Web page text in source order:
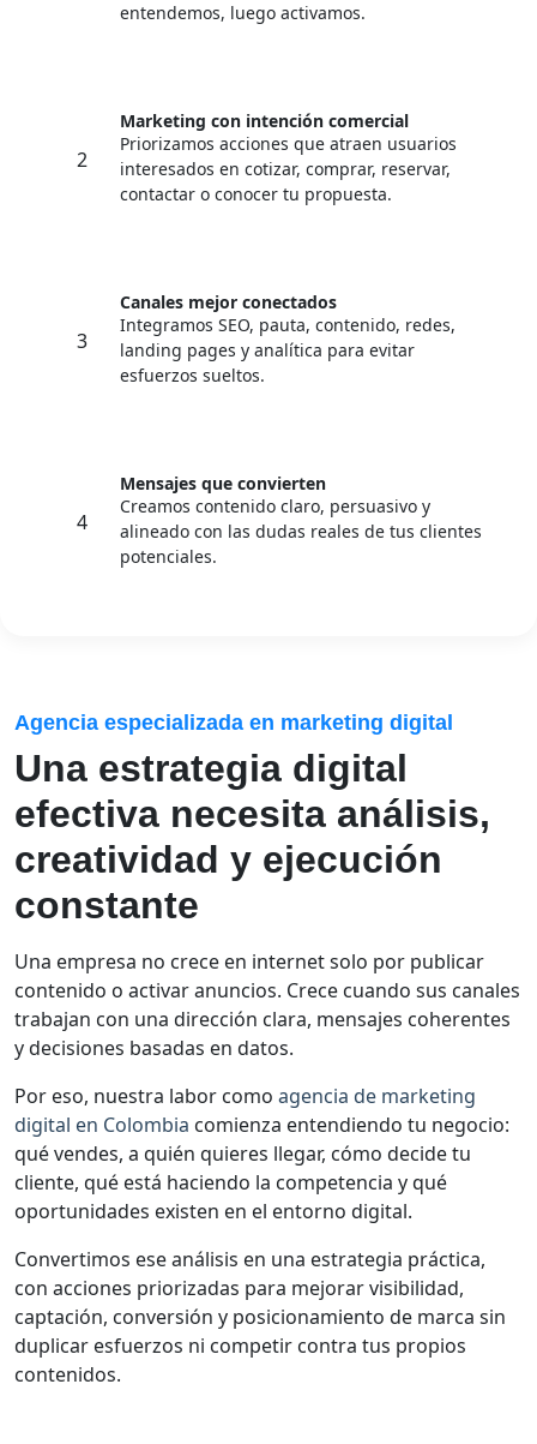
entendemos, luego activamos.
2
Marketing con intención comercial
Priorizamos acciones que atraen usuarios
interesados en cotizar, comprar, reservar,
contactar o conocer tu propuesta.
3
Canales mejor conectados
Integramos SEO, pauta, contenido, redes,
landing pages y analítica para evitar
esfuerzos sueltos.
4
Mensajes que convierten
Creamos contenido claro, persuasivo y
alineado con las dudas reales de tus clientes
potenciales.
Agencia especializada en marketing digital
Una estrategia digital
efectiva necesita análisis,
creatividad y ejecución
constante
Una empresa no crece en internet solo por publicar
contenido o activar anuncios. Crece cuando sus canales
trabajan con una dirección clara, mensajes coherentes
y decisiones basadas en datos.
Por eso, nuestra labor como agencia de marketing
digital en Colombia comienza entendiendo tu negocio:
qué vendes, a quién quieres llegar, cómo decide tu
cliente, qué está haciendo la competencia y qué
oportunidades existen en el entorno digital.
Convertimos ese análisis en una estrategia práctica,
con acciones priorizadas para mejorar visibilidad,
captación, conversión y posicionamiento de marca sin
duplicar esfuerzos ni competir contra tus propios
contenidos.